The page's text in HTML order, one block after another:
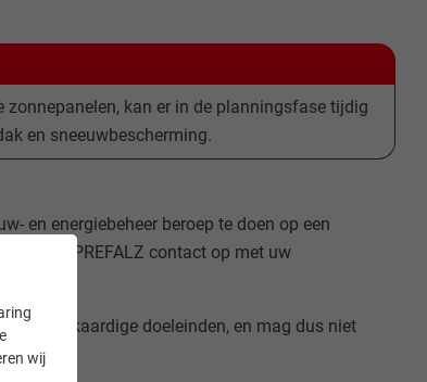
kan er in de planningsfase tijdig
en sneeuwbescherming.
en energiebeheer beroep te doen op een
PREFALZ contact op met uw
gelijkaardige doeleinden, en mag dus niet
wij